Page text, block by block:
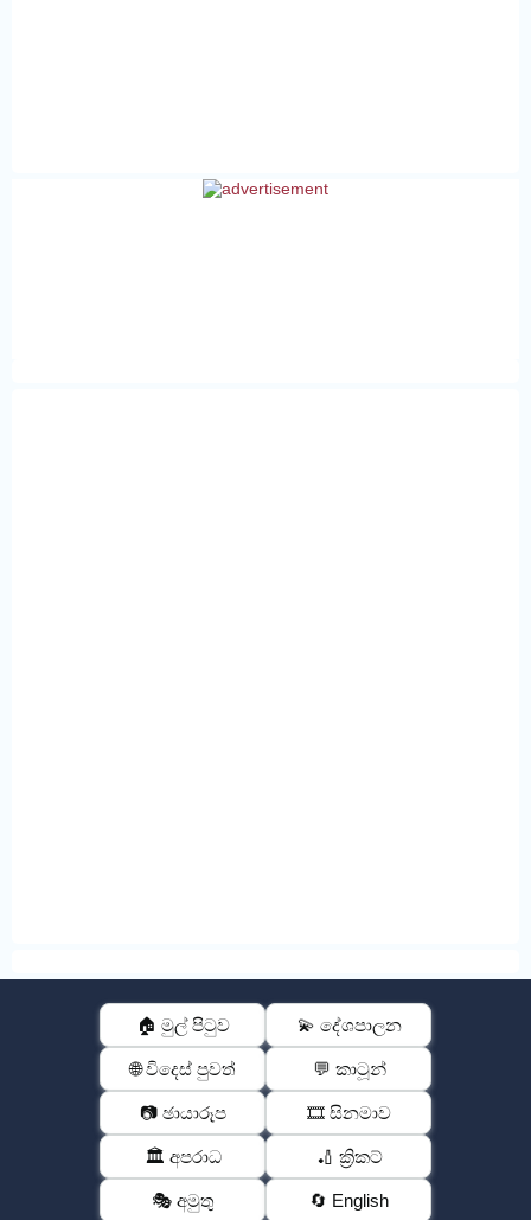
🏠 මුල් පිටුව 💫 දේශපාලන
🌐 විදෙස් පුවත් 💬 කාටූන්
📷 ඡායාරූප 🎞️ සිනමාව
🏛️ අපරාධ 🏏 ක්‍රිකට්
🎭 අමුතු 🔄 English